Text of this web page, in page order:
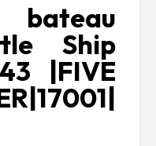
Ship
|FIVE